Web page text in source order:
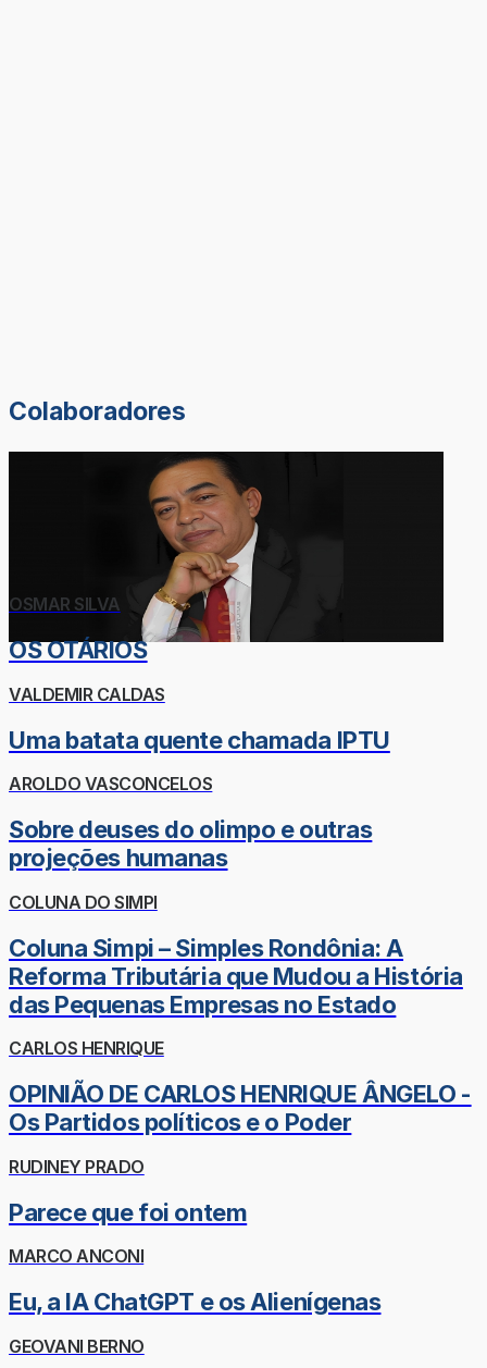
Colaboradores
OSMAR SILVA
OS OTÁRIOS
VALDEMIR CALDAS
Uma batata quente chamada IPTU
AROLDO VASCONCELOS
Sobre deuses do olimpo e outras
projeções humanas
COLUNA DO SIMPI
Coluna Simpi – Simples Rondônia: A
Reforma Tributária que Mudou a História
das Pequenas Empresas no Estado
CARLOS HENRIQUE
OPINIÃO DE CARLOS HENRIQUE ÂNGELO -
Os Partidos políticos e o Poder
RUDINEY PRADO
Parece que foi ontem
MARCO ANCONI
Eu, a IA ChatGPT e os Alienígenas
GEOVANI BERNO